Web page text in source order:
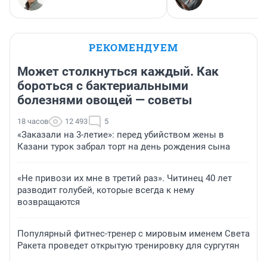
РЕКОМЕНДУЕМ
Может столкнуться каждый. Как
бороться с бактериальными
болезнями овощей — советы
18 часов 12 493 5
«Заказали на 3-летие»: перед убийством жены в
Казани турок забрал торт на день рождения сына
«Не привози их мне в третий раз». Читинец 40 лет
разводит голубей, которые всегда к нему
возвращаются
Популярный фитнес-тренер с мировым именем Света
Ракета проведет открытую тренировку для сургутян